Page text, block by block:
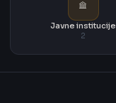
Javne institucije
2